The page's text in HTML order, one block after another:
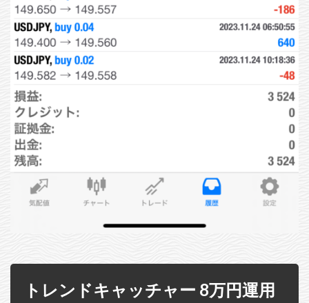
トレンドキャッチャー 8万円運用